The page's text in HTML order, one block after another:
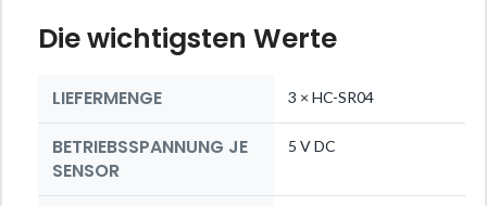
Die wichtigsten Werte
LIEFERMENGE 3 × HC-SR04
BETRIEBSSPANNUNG JE
SENSOR
5 V DC